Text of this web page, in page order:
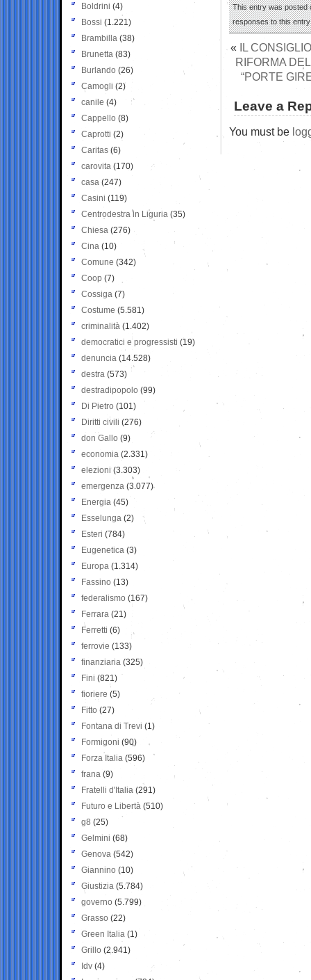
This entry was posted
responses to this
« IL
RIFORMA
“PORTE
Leave a
You must be
Boldrini (4)
Bossi (1.221)
Brambilla (38)
Brunetta (83)
Burlando (26)
Camogli (2)
canile (4)
Cappello (8)
Caprotti (2)
Caritas (6)
carovita (170)
casa (247)
Casini (119)
Centrodestra in Liguria (35)
Chiesa (276)
Cina (10)
Comune (342)
Coop (7)
Cossiga (7)
Costume (5.581)
criminalità (1.402)
democratici e progressisti (19)
denuncia (14.528)
destra (573)
destradipopolo (99)
Di Pietro (101)
Diritti civili (276)
don Gallo (9)
economia (2.331)
elezioni (3.303)
emergenza (3.077)
Energia (45)
Esselunga (2)
Esteri (784)
Eugenetica (3)
Europa (1.314)
Fassino (13)
federalismo (167)
Ferrara (21)
Ferretti (6)
ferrovie (133)
finanziaria (325)
Fini (821)
fioriere (5)
Fitto (27)
Fontana di Trevi (1)
Formigoni (90)
Forza Italia (596)
frana (9)
Fratelli d'Italia (291)
Futuro e Libertà (510)
g8 (25)
Gelmini (68)
Genova (542)
Giannino (10)
Giustizia (5.784)
governo (5.799)
Grasso (22)
Green Italia (1)
Grillo (2.941)
Idv (4)